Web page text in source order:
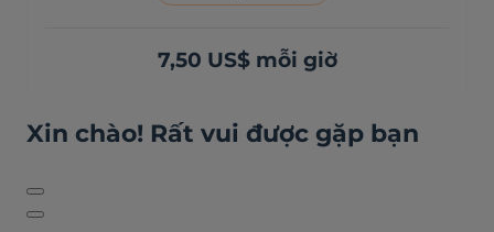
7,50 US$ mỗi giờ
Xin chào! Rất vui được gặp bạn